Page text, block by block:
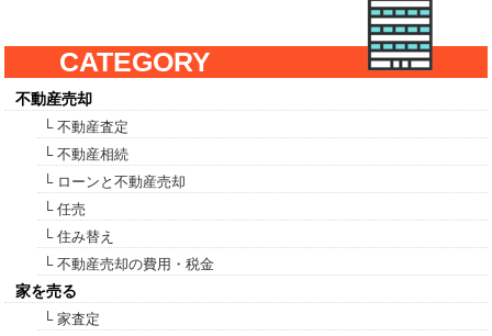
CATEGORY
不動産売却
└ 不動産査定
└ 不動産相続
└ ローンと不動産売却
└ 任売
└ 住み替え
└ 不動産売却の費用・税金
家を売る
└ 家査定